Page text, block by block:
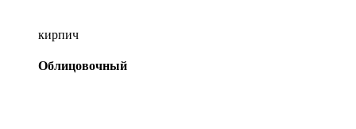
кирпич
Облицовочный